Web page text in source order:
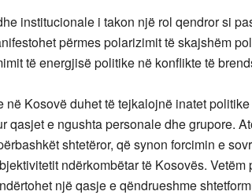
institucionale i takon një rol qendror si
përmes polarizimit të skajshëm
të energjisë politike në konflikte të
në Kosovë duhet të tejkalojnë inatet
qasjet e ngushta personale dhe grupore.
shtetëror, që synon forcimin e
ndërkombëtar të Kosovës. Vetëm
një qasje e qëndrueshme